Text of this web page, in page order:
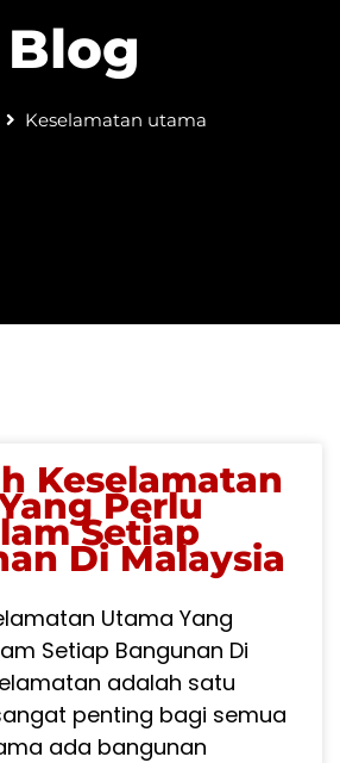
Blog
Keselamatan utama
Keselamatan
Perlu
Setiap
Di Malaysia
Utama Yang
Setiap Bangunan Di
adalah satu
penting bagi semua
ada bangunan